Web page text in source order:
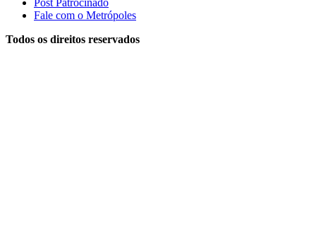
Fale com o Metrópoles
Todos os direitos reservados